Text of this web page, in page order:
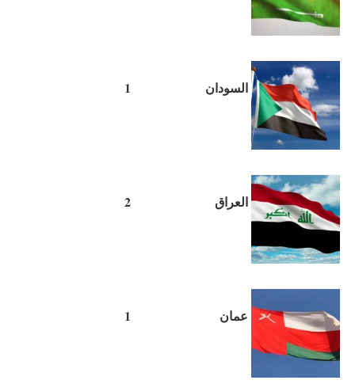
السودان 1
العراق 2
عمان 1